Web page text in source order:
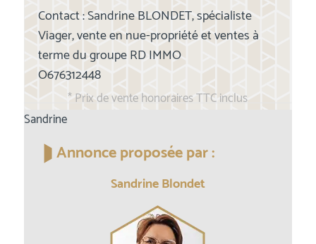
* Prix de vente honoraires TTC inclus
Contact : Sandrine BLONDET, spécialiste
Viager, vente en nue-propriété et ventes à
terme du groupe RD IMMO
O676312448
Sandrine
Annonce proposée par :
Sandrine Blondet